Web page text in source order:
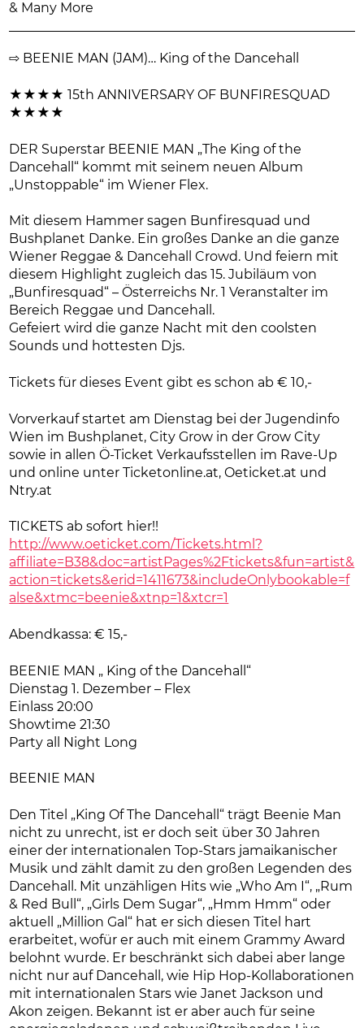
& Many More
⇨ BEENIE MAN (JAM)… King of the Dancehall
★★★★ 15th ANNIVERSARY OF BUNFIRESQUAD
★★★★
DER Superstar BEENIE MAN „The King of the
Dancehall“ kommt mit seinem neuen Album
„Unstoppable“ im Wiener Flex.
Mit diesem Hammer sagen Bunfiresquad und
Bushplanet Danke. Ein großes Danke an die ganze
Wiener Reggae & Dancehall Crowd. Und feiern mit
diesem Highlight zugleich das 15. Jubiläum von
„Bunfiresquad“ – Österreichs Nr. 1 Veranstalter im
Bereich Reggae und Dancehall.
Gefeiert wird die ganze Nacht mit den coolsten
Sounds und hottesten Djs.
Tickets für dieses Event gibt es schon ab € 10,-
Vorverkauf startet am Dienstag bei der Jugendinfo
Wien im Bushplanet, City Grow in der Grow City
sowie in allen Ö-Ticket Verkaufsstellen im Rave-Up
und online unter Ticketonline.at, Oeticket.at und
Ntry.at
TICKETS ab sofort hier!!
http://www.oeticket.com/Tickets.html?
affiliate=B38&doc=artistPages%2Ftickets&fun=artist&
action=tickets&erid=1411673&includeOnlybookable=f
alse&xtmc=beenie&xtnp=1&xtcr=1
Abendkassa: € 15,-
BEENIE MAN „ King of the Dancehall“
Dienstag 1. Dezember – Flex
Einlass 20:00
Showtime 21:30
Party all Night Long
BEENIE MAN
Den Titel „King Of The Dancehall“ trägt Beenie Man
nicht zu unrecht, ist er doch seit über 30 Jahren
einer der internationalen Top-Stars jamaikanischer
Musik und zählt damit zu den großen Legenden des
Dancehall. Mit unzähligen Hits wie „Who Am I“, „Rum
& Red Bull“, „Girls Dem Sugar“, „Hmm Hmm“ oder
aktuell „Million Gal“ hat er sich diesen Titel hart
erarbeitet, wofür er auch mit einem Grammy Award
belohnt wurde. Er beschränkt sich dabei aber lange
nicht nur auf Dancehall, wie Hip Hop-Kollaborationen
mit internationalen Stars wie Janet Jackson und
Akon zeigen. Bekannt ist er aber auch für seine